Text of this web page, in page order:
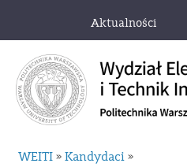
Aktualności
WEITI » Kandydaci »